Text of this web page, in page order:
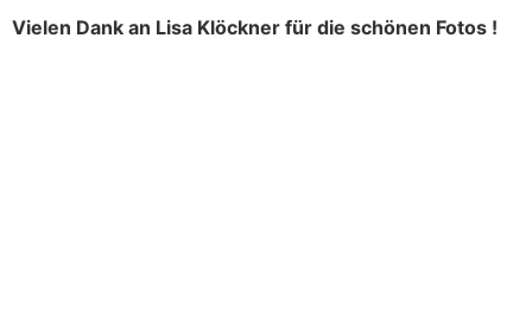
Vielen Dank an Lisa Klöckner für die schönen Fotos !